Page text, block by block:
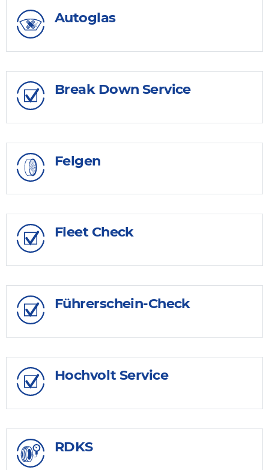
Autoglas
Break Down Service
Felgen
Fleet Check
Führerschein-Check
Hochvolt Service
RDKS